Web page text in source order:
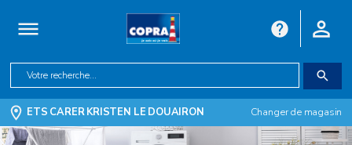
ETS CARER KRISTEN LE DOUAIRON Changer de magasin